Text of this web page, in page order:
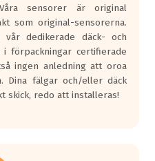
sensorer är original
som original-sensorerna.
dedikerade däck- och
förpackningar certifierade
ingen anledning att oroa
Dina fälgar och/eller däck
skick, redo att installeras!